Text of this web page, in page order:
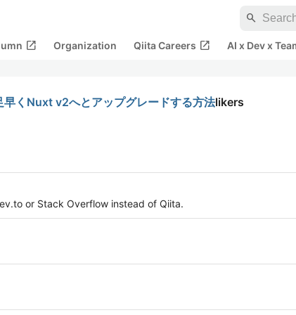
search
open_in_new Organization Qiita Careers open_in_new AI x Dev x
早くNuxt v2へとアップグレードする方法likers
or Stack Overflow instead of Qiita.